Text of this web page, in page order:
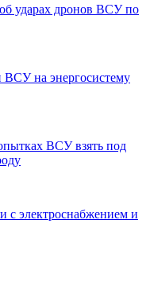
ударах дронов ВСУ по
ВСУ на энергосистему
ВСУ взять под
с электроснабжением и